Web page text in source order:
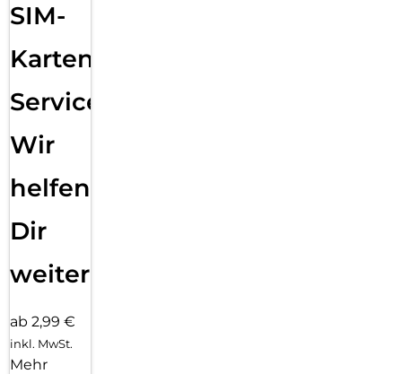
SIM-
Karten
Service:
Wir
helfen
Dir
weiter
ab 2,99 €
inkl. MwSt.
Mehr